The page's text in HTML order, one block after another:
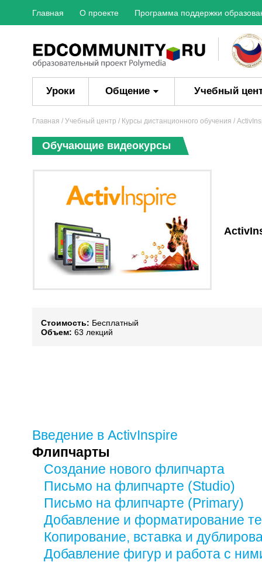
Главная О проекте Программа поддержки
Уроки Общение Учебный
Главная / Учебный центр / Курсы дистанционного обучения /
Обучающие видеокурсы
Стоимость: Бесплатный
Объем: 63 лекций
Введение в ActivInspire
Флипчарты
Создание нового флипчарта
Письмо на флипчарте (Studio)
Письмо на флипчарте (Primary)
Добавление и форматирование
Копирование, вставка и
Добавление фигур и работа с